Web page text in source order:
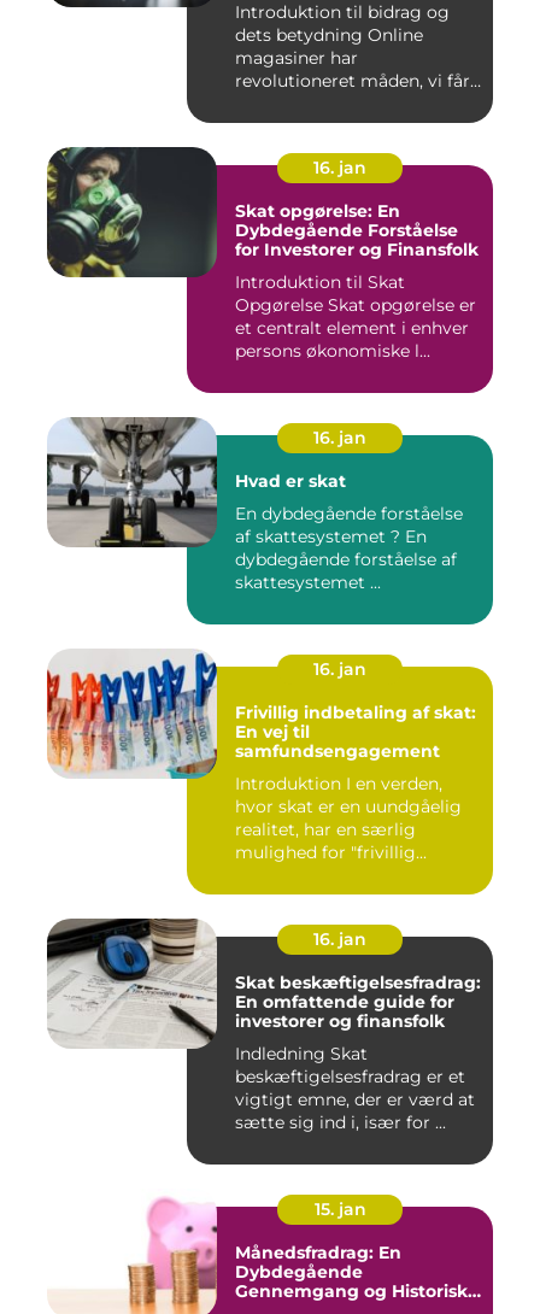
tiden
Introduktion til bidrag og
dets betydning Online
magasiner har
revolutioneret måden, vi får
16. jan
Skat opgørelse: En
Dybdegående Forståelse
for Investorer og Finansfolk
Introduktion til Skat
Opgørelse Skat opgørelse er
et centralt element i enhver
persons økonomiske l...
16. jan
Hvad er skat
En dybdegående forståelse
af skattesystemet ? En
dybdegående forståelse af
skattesystemet ...
16. jan
Frivillig indbetaling af skat:
En vej til
samfundsengagement
Introduktion I en verden,
hvor skat er en uundgåelig
realitet, har en særlig
mulighed for "frivillig...
16. jan
Skat beskæftigelsesfradrag:
En omfattende guide for
investorer og finansfolk
Indledning Skat
beskæftigelsesfradrag er et
vigtigt emne, der er værd at
sætte sig ind i, især for ...
15. jan
Månedsfradrag: En
Dybdegående
Gennemgang og Historisk